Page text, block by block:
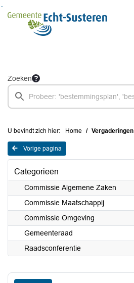
Ga naar de inhoud van deze pagina
Ga naar het zoeken
Ga naar het menu
Zoeken
U bevindt zich hier: Home Vergaderingen
Vorige pagina
Categorieën
Commissie Algemene Zaken
Commissie Maatschappij
Commissie Omgeving
Gemeenteraad
Raadsconferentie